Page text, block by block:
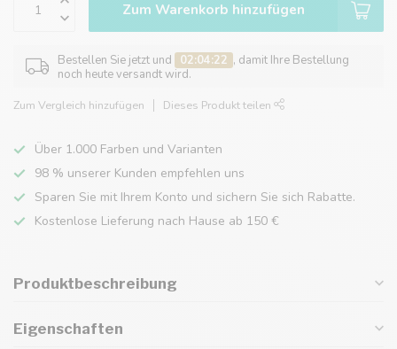
Zum Warenkorb hinzufügen
Bestellen Sie jetzt und 02:04:22 , damit Ihre Bestellung
noch heute versandt wird.
Zum Vergleich hinzufügen Dieses Produkt teilen
Über 1.000 Farben und Varianten
98 % unserer Kunden empfehlen uns
Sparen Sie mit Ihrem Konto und sichern Sie sich Rabatte.
Kostenlose Lieferung nach Hause ab 150 €
Produktbeschreibung
Eigenschaften